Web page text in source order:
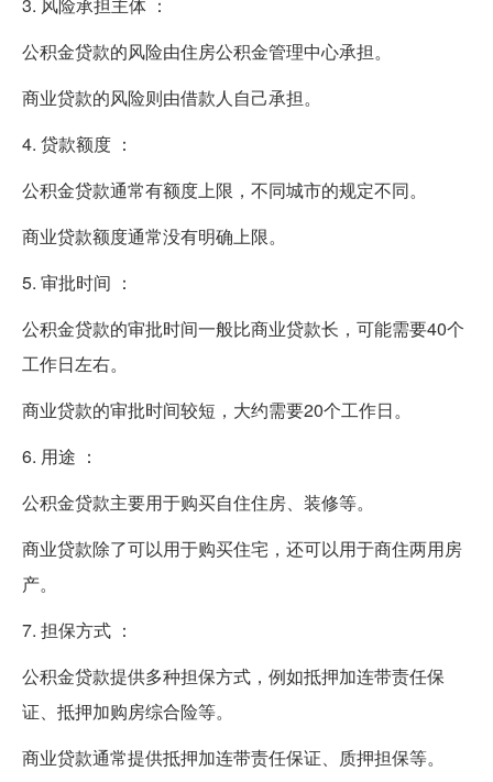
3. 风险承担主体 ：
公积金贷款的风险由住房公积金管理中心承担。
商业贷款的风险则由借款人自己承担。
4. 贷款额度 ：
公积金贷款通常有额度上限，不同城市的规定不同。
商业贷款额度通常没有明确上限。
5. 审批时间 ：
公积金贷款的审批时间一般比商业贷款长，可能需要40个
工作日左右。
商业贷款的审批时间较短，大约需要20个工作日。
6. 用途 ：
公积金贷款主要用于购买自住住房、装修等。
商业贷款除了可以用于购买住宅，还可以用于商住两用房
产。
7. 担保方式 ：
公积金贷款提供多种担保方式，例如抵押加连带责任保
证、抵押加购房综合险等。
商业贷款通常提供抵押加连带责任保证、质押担保等。